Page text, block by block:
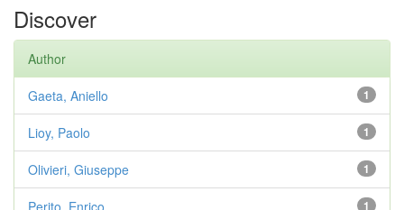
Discover
Author
1
Gaeta, Aniello
1
Lioy, Paolo
1
Olivieri, Giuseppe
1
Perito, Enrico